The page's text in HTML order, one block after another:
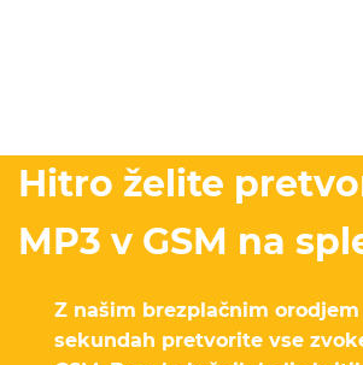
Hitro želite
MP3 v GSM na
Z našim brezplačnim
sekundah pretvorite vse